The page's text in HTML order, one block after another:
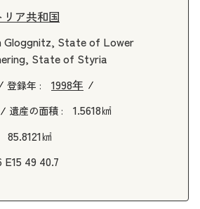
ア共和国
Gloggnitz, State of Lower
State of Styria
登録年 : 1998年
遺産の面積 : 1.5618㎢
85.8121㎢
E15 49 40.7